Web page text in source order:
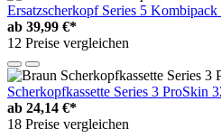
Ersatzscherkopf Series 5 Kombipack
ab 39,99 €*
12 Preise vergleichen
Scherkopfkassette Series 3 ProSkin
ab 24,14 €*
18 Preise vergleichen